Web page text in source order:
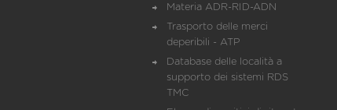
Materia ADR-RID-ADN
Trasporto delle merci
deperibili - ATP
Database delle località a
supporto dei sistemi RDS
TMC